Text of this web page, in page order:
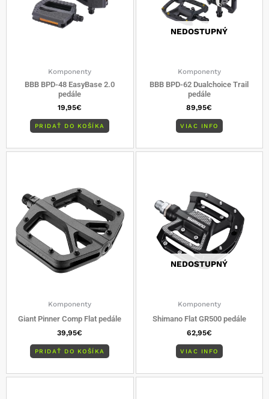
Komponenty
BBB BPD-48 EasyBase 2.0
pedále
19,95€
PRIDAŤ DO KOŠÍKA
NEDOSTUPNÝ
Komponenty
BBB BPD-62 Dualchoice Trail
pedále
89,95€
VIAC INFO
Komponenty
Giant Pinner Comp Flat pedále
39,95€
PRIDAŤ DO KOŠÍKA
NEDOSTUPNÝ
Komponenty
Shimano Flat GR500 pedále
62,95€
VIAC INFO